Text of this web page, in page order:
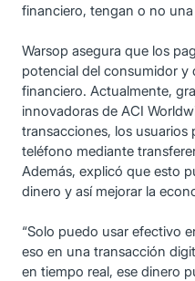
financiero, tengan o no
Warsop asegura que los
potencial del consumidor y
financiero. Actualmente,
innovadoras de ACI
transacciones, los
teléfono mediante
Además, explicó que esto
dinero y así mejorar la
“Solo puedo usar efectivo
eso en una transacción
en tiempo real, ese dinero